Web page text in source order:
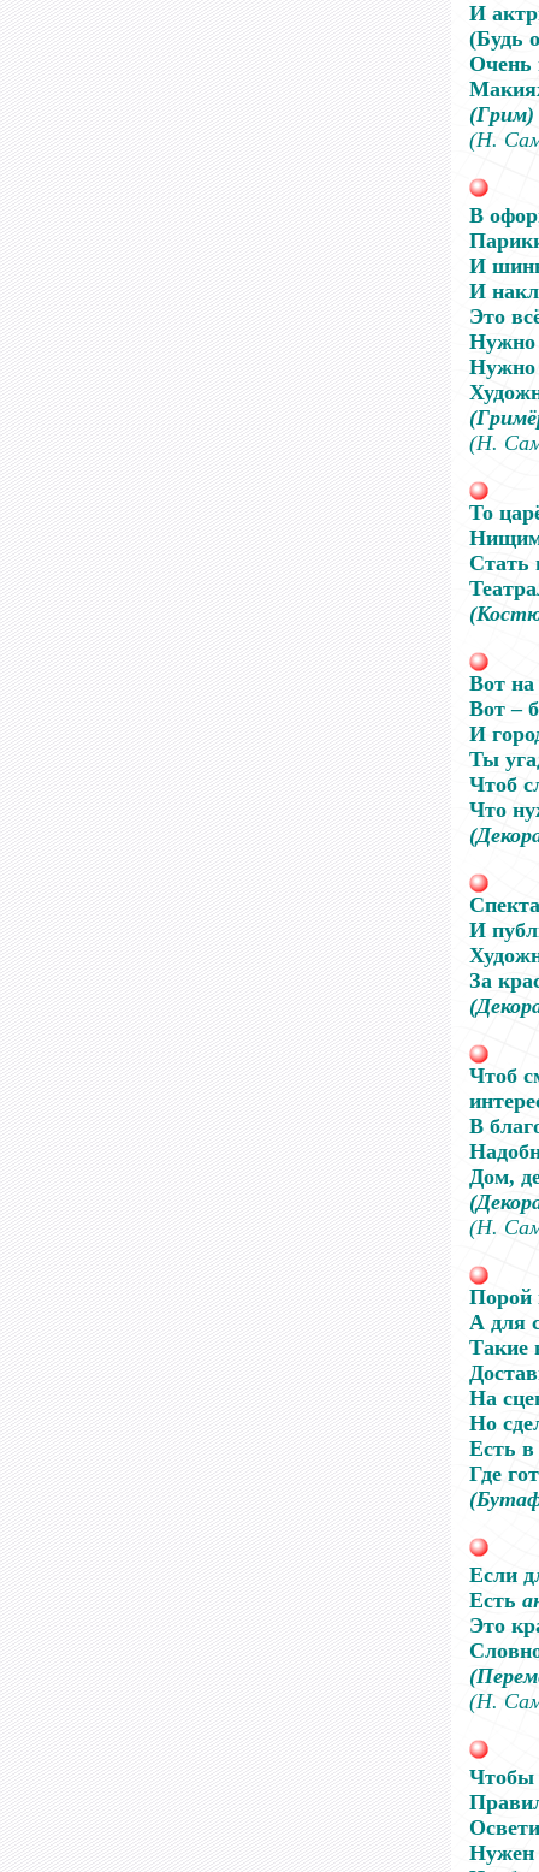
И
(Будь
Очень
(Грим)
(Н.
В
И
И
Это
Нужно
Нужно
(Н.
То
Нищим
Стать
Вот на
Вот –
И
Ты
Чтоб
Что
И
За
Чтоб
В
Дом,
(Н.
Порой
А для
Такие
На
Но
Есть в
Где
Если
Есть
Это
(Н.
Чтобы
Нужен